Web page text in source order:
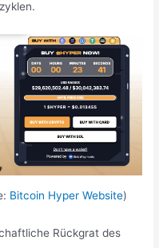
Bitcoin Hyper Website)
Rückgrat des